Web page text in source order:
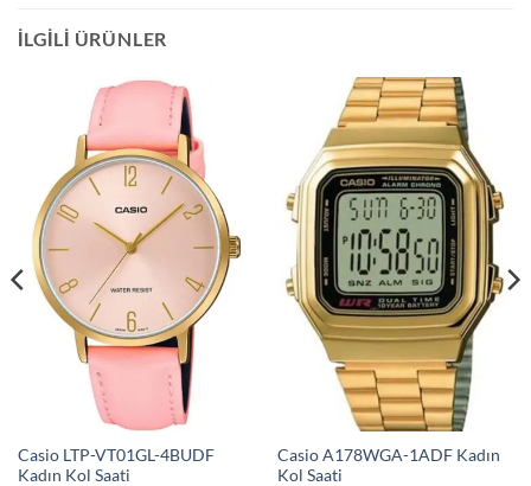
İLGILI ÜRÜNLER
Casio LTP-VT01GL-4BUDF
Kadın Kol Saati
Casio A178WGA-1ADF Kadın
Kol Saati